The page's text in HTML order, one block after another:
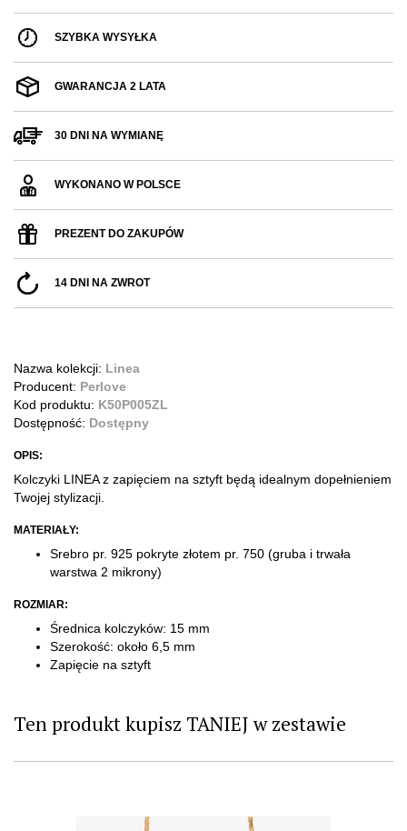
SZYBKA WYSYŁKA
GWARANCJA 2 LATA
30 DNI NA WYMIANĘ
WYKONANO W POLSCE
PREZENT DO ZAKUPÓW
14 DNI NA ZWROT
Nazwa kolekcji: Linea
Producent: Perlove
Kod produktu: K50P005ZL
Dostępność: Dostępny
OPIS:
Kolczyki LINEA z zapięciem na sztyft będą idealnym dopełnieniem
Twojej stylizacji.
MATERIAŁY:
Srebro pr. 925 pokryte złotem pr. 750 (gruba i trwała
warstwa 2 mikrony)
ROZMIAR:
Średnica kolczyków: 15 mm
Szerokość: około 6,5 mm
Zapięcie na sztyft
Ten produkt kupisz TANIEJ w zestawie